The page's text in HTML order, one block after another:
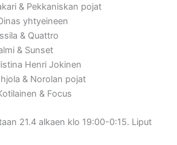
& Pekkaniskan pojat
yhtyeineen
& Quattro
& Sunset
Henri Jokinen
& Norolan pojat
& Focus
21.4 alkaen klo 19:00-0:15. Liput